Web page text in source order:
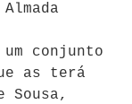
conjunto
as terá
Sousa,